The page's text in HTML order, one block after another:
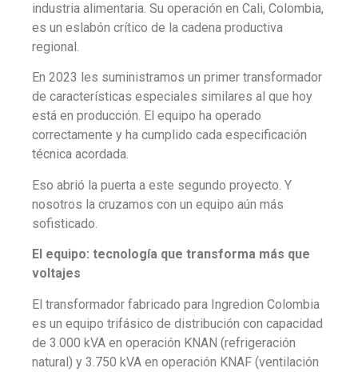
industria alimentaria. Su operación en Cali, Colombia,
es un eslabón crítico de la cadena productiva
regional.
En 2023 les suministramos un primer transformador
de características especiales similares al que hoy
está en producción. El equipo ha operado
correctamente y ha cumplido cada especificación
técnica acordada.
Eso abrió la puerta a este segundo proyecto. Y
nosotros la cruzamos con un equipo aún más
sofisticado.
El equipo: tecnología que transforma más que
voltajes
El transformador fabricado para Ingredion Colombia
es un equipo trifásico de distribución con capacidad
de 3.000 kVA en operación KNAN (refrigeración
natural) y 3.750 kVA en operación KNAF (ventilación